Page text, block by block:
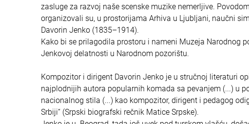
zasluge za razvoj naše scenske muzike nemerljive.
organizovali su, u prostorijama Arhiva u Ljubljani, naučni
Davorin Jenko (1835–1914).
Kako bi se prilagodila prostoru i nameni Muzeja Narodnog
Jenkovoj delatnosti u Narodnom pozorištu.
* *
Kompozitor i dirigent Davorin Jenko je u stručnoj literaturi
najplodnijih autora popularnih komada sa pevanjem (...) u
nacionalnog stila (...) kao kompozitor, dirigent i pedagog
Srbiji“ (Srpski biografski rečnik Matice Srpske).